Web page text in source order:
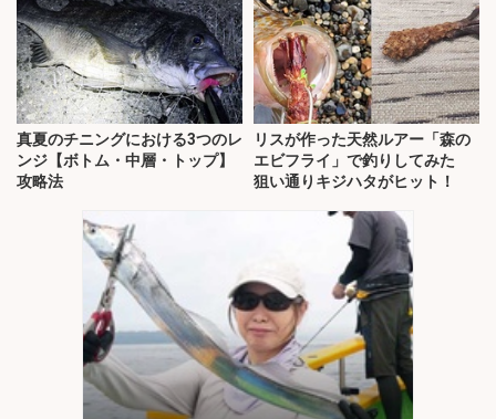
真夏のチニングにおける3つのレ
ンジ【ボトム・中層・トップ】
攻略法
リスが作った天然ルアー「森の
エビフライ」で釣りしてみた
狙い通りキジハタがヒット！